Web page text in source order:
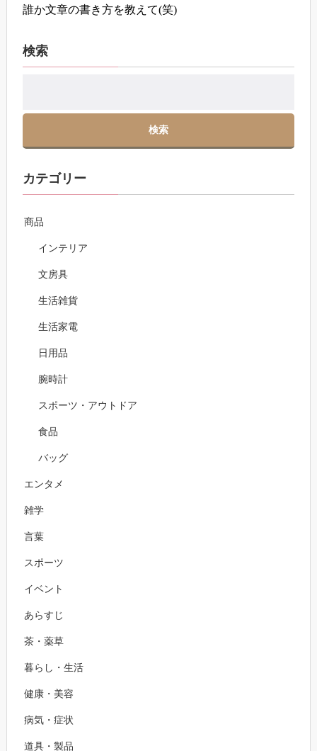
誰か文章の書き方を教えて(笑)
検索
カテゴリー
商品
インテリア
文房具
生活雑貨
生活家電
日用品
腕時計
スポーツ・アウトドア
食品
バッグ
エンタメ
雑学
言葉
スポーツ
イベント
あらすじ
茶・薬草
暮らし・生活
健康・美容
病気・症状
道具・製品